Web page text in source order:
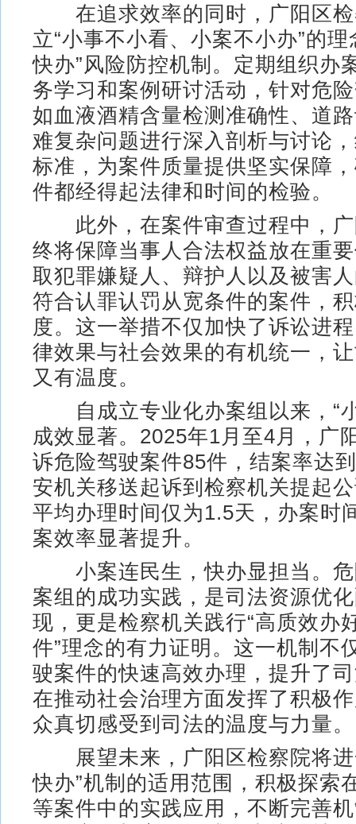
在追求效率的同时，广阳区检
立“小事不小看、小案不小办”的
快办”风险防控机制。定期组织办
务学习和案例研讨活动，针对危
如血液酒精含量检测准确性、道
难复杂问题进行深入剖析与讨论
标准，为案件质量提供坚实保障
件都经得起法律和时间的检验。
此外，在案件审查过程中，广
终将保障当事人合法权益放在重
取犯罪嫌疑人、辩护人以及被害
符合认罪认罚从宽条件的案件，
度。这一举措不仅加快了诉讼进
律效果与社会效果的有机统一，
又有温度。
自成立专业化办案组以来，“
成效显著。2025年1月至4月，广
诉危险驾驶案件85件，结案率达
安机关移送起诉到检察机关提起
平均办理时间仅为1.5天，办案时
案效率显著提升。
小案连民生，快办显担当。危
案组的成功实践，是司法资源优
现，更是检察机关践行“高质效办
件”理念的有力证明。这一机制不
驶案件的快速高效办理，提升了
在推动社会治理方面发挥了积极
众真切感受到司法的温度与力量。
展望未来，广阳区检察院将进
快办”机制的适用范围，积极探索
等案件中的实践应用，不断完善